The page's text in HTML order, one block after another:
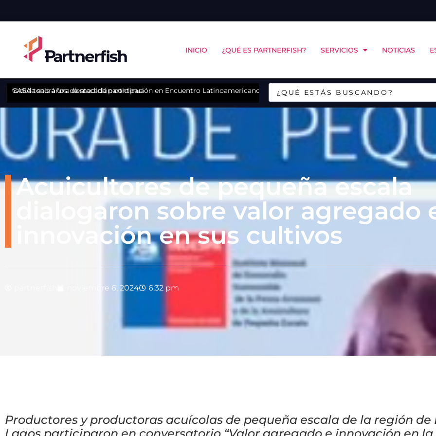
INICIO ¿QUÉ ES PARTNERFISH? SERVICIOS NOTICIAS
de Bienestar Animal
Sudvet incorpora a nuevo gerente de salud como parte de su estrategia de crecimientoSe inicia programa para potenciar la mitilicultura
Acuicultores de pequeña escala
dialogaron sobre valor agregado
innovación en sus cultivos
noviembre 6, 2024 6:32 pm
Productores y productoras acuícolas de pequeña escala de la región de